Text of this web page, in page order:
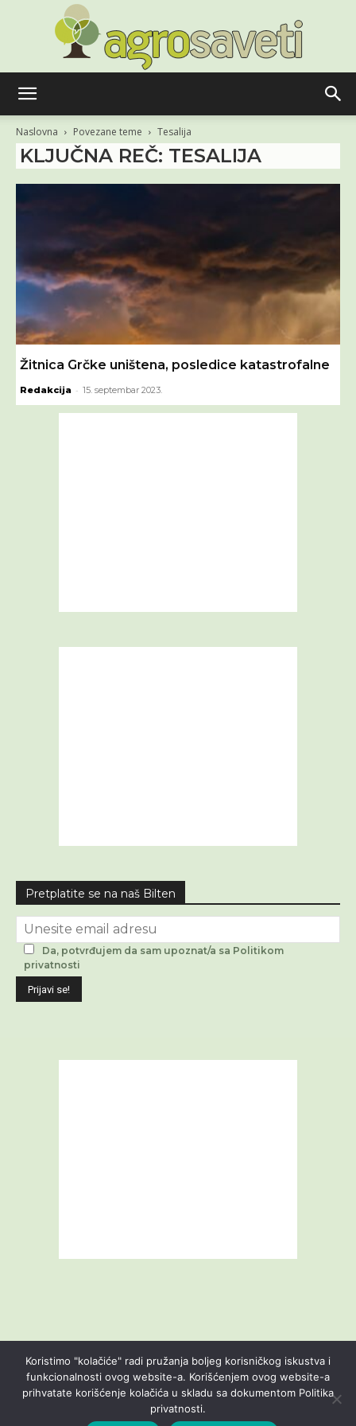
Naslovna Povezane teme Tesalija
KLJUČNA REČ: TESALIJA
Žitnica Grčke uništena, posledice katastrofalne
Redakcija - 15. septembar 2023.
Pretplatite se na naš Bilten
Da, potvrđujem da sam upoznat/a sa Politikom
privatnosti
Livestream Blog O nama
Kontakt
Uslovi korišćenja
Politika privatnosti
Koristimo "kolačiće" radi pružanja boljeg korisničkog iskustva i
funkcionalnosti ovog website-a. Korišćenjem ovog website-a
prihvatate korišćenje kolačića u skladu sa dokumentom Politika
privatnosti.